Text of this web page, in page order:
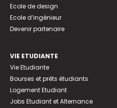
Ecole de design
Ecole d’ingénieur
Devenir partenaire
VIE ETUDIANTE
Vie Etudiante
Bourses et prêts étudiants
Logement Etudiant
Jobs Etudiant et Alternance